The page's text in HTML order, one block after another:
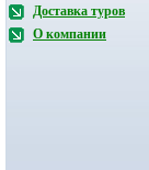
Доставка туров
О компании